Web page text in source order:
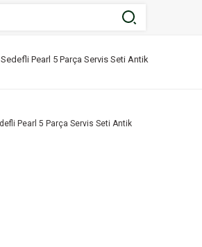
Sedefli Pearl 5 Parça Servis Seti Antik